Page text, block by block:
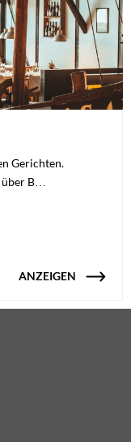
Gerichten.
über B…
ANZEIGEN